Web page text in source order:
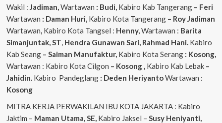
Wakil : Jadiman,Wartawan : Budi, Kabiro Kab Tangerang– Feri
Wartawan : Daman Huri, Kabiro Kota Tangerang– Roy Jadiman
Wartawan, Kabiro Kota Tangsel : Henny,Wartawan : Barita
Simanjuntak, ST, Hendra Gunawan Sari, Rahmad Hani. Kabiro
Kab Seang– Saiman Manufaktur, Kabiro Kota Serang : Kosong,
Wartawan : Kabiro Kota Cilgon – Kosong , Kabiro Kab Lebak–
Jahidin. Kabiro Pandeglang : Deden HeriyantoWartawan :
Kosong
MITRA KERJA PERWAKILAN IBU KOTA JAKARTA : Kabiro
Jaktim – Maman Utama, SE, Kabiro Jaksel – Susy Heniyanti,